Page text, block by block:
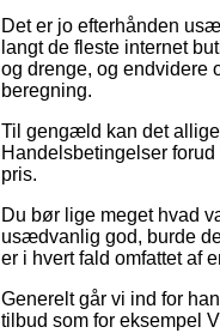
Det er jo efterhånden
langt de fleste internet
og drenge, og endvidere
beregning.
Til gengæld kan det
Handelsbetingelser
pris.
Du bør lige meget hvad
usædvanlig god, burde
er i hvert fald omfattet af
Generelt går vi ind for
tilbud som for eksempel